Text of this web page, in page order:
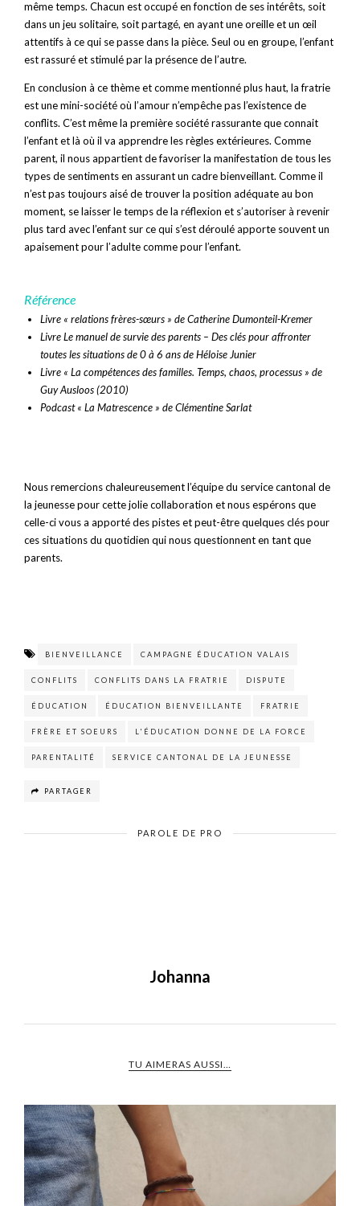
même temps. Chacun est occupé en fonction de ses intérêts, soit
dans un jeu solitaire, soit partagé, en ayant une oreille et un œil
attentifs à ce qui se passe dans la pièce. Seul ou en groupe, l’enfant
est rassuré et stimulé par la présence de l’autre.
En conclusion à ce thème et comme mentionné plus haut, la fratrie
est une mini-société où l’amour n’empêche pas l’existence de
conflits. C’est même la première société rassurante que connait
l’enfant et là où il va apprendre les règles extérieures. Comme
parent, il nous appartient de favoriser la manifestation de tous les
types de sentiments en assurant un cadre bienveillant. Comme il
n’est pas toujours aisé de trouver la position adéquate au bon
moment, se laisser le temps de la réflexion et s’autoriser à revenir
plus tard avec l’enfant sur ce qui s’est déroulé apporte souvent un
apaisement pour l’adulte comme pour l’enfant.
Référence
Livre « relations frères-sœurs » de Catherine Dumonteil-Kremer
Livre Le manuel de survie des parents – Des clés pour affronter
toutes les situations de 0 à 6 ans de Héloise Junier
Livre « La compétences des familles. Temps, chaos, processus » de
Guy Ausloos (2010)
Podcast « La Matrescence » de Clémentine Sarlat
Nous remercions chaleureusement l’équipe du service cantonal de
la jeunesse pour cette jolie collaboration et nous espérons que
celle-ci vous a apporté des pistes et peut-être quelques clés pour
ces situations du quotidien qui nous questionnent en tant que
parents.
BIENVEILLANCE CAMPAGNE ÉDUCATION VALAIS
CONFLITS CONFLITS DANS LA FRATRIE DISPUTE
ÉDUCATION ÉDUCATION BIENVEILLANTE FRATRIE
FRÈRE ET SOEURS L'ÉDUCATION DONNE DE LA FORCE
PARENTALITÉ SERVICE CANTONAL DE LA JEUNESSE
PARTAGER
PAROLE DE PRO
Johanna
TU AIMERAS AUSSI…